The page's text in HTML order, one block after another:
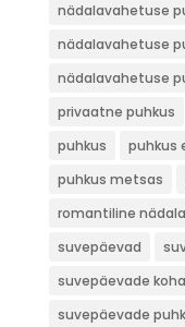
nädalavahetuse
nädalavahetuse
nädalavahetuse
privaatne puhkus
puhkus
puhkus
puhkus metsas
romantiline
suvepäevad
suvepäevade
suvepäevade